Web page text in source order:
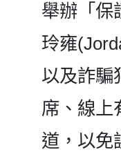
舉辦「保
玲雍
以及詐騙
席、線上
道，以免